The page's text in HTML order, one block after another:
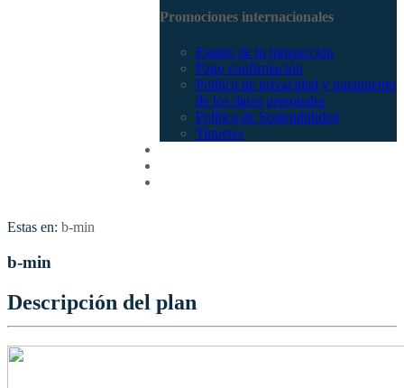
Promociones internacionales
Estado de tu transacción
Pago confirmación
Política de privacidad y tratamiento
de los datos personales
Política de Sostenibilidad
Tiquetes
Estas en: b-min
b-min
Descripción del plan